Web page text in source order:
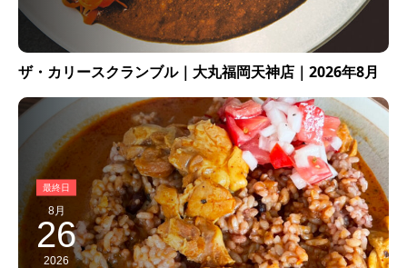
ザ・カリースクランブル｜大丸福岡天神店｜2026年8月
8月
26
2026